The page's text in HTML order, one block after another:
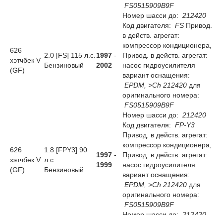
FS0515909B9F
626
хэтчбек V
(GF)
2.0 [FS] 115 л.с.
Бензиновый
1997 -
2002
Номер шасси до: 212420
Код двигателя: FS Привод.
в действ. агрегат:
компрессор кондиционера,
Привод. в действ. агрегат:
насос гидроусилителя
вариант оснащения:
EPDM, >Ch 212420 для
оригинального номера:
FS0515909B9F
626
хэтчбек V
(GF)
1.8 [FPY3] 90
л.с.
Бензиновый
1997 -
1999
Номер шасси до: 212420
Код двигателя: FP-Y3
Привод. в действ. агрегат:
компрессор кондиционера,
Привод. в действ. агрегат:
насос гидроусилителя
вариант оснащения:
EPDM, >Ch 212420 для
оригинального номера:
FS0515909B9F